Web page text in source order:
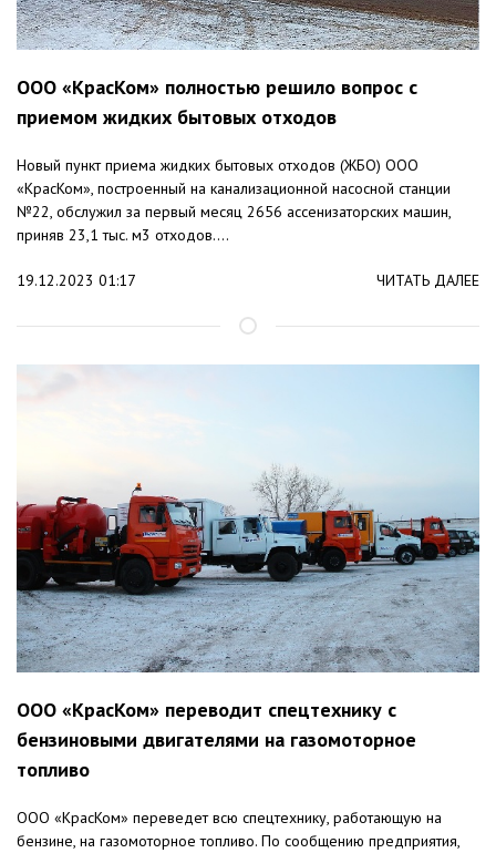
ООО «КрасКом» полностью решило вопрос с
приемом жидких бытовых отходов
Новый пункт приема жидких бытовых отходов (ЖБО) ООО
«КрасКом», построенный на канализационной насосной станции
№22, обслужил за первый месяц 2656 ассенизаторских машин,
приняв 23,1 тыс. м3 отходов....
19.12.2023 01:17 ЧИТАТЬ ДАЛЕЕ
ООО «КрасКом» переводит спецтехнику с
бензиновыми двигателями на газомоторное
топливо
ООО «КрасКом» переведет всю спецтехнику, работающую на
бензине, на газомоторное топливо. По сообщению предприятия,